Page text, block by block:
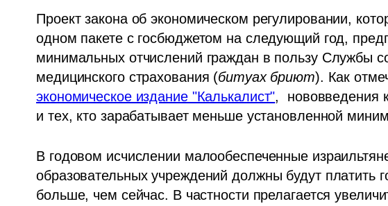
Проект закона об экономическом регулировании,
одном пакете с госбюджетом на следующий год,
минимальных отчислений граждан в пользу Службы
медицинского страхования (битуах бриют
экономическое издание "Калькалист",  нововведения
и тех, кто зарабатывает меньше установленной
В годовом исчислении малообеспеченные
образовательных учреждений должны будут платить
больше, чем сейчас. В частности прелагается